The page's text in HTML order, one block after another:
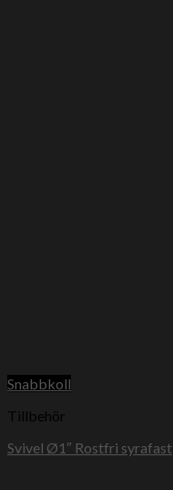
Snabbkoll
Tillbehör
Svivel Ø1″ Rostfri syrafast